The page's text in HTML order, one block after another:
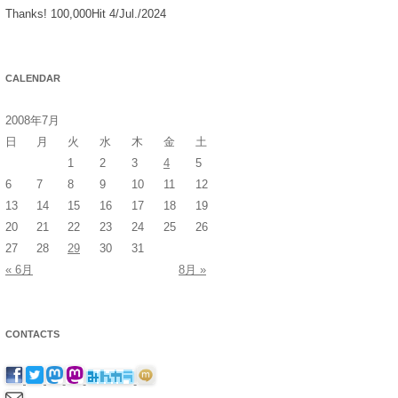
Thanks! 100,000Hit 4/Jul./2024
CALENDAR
2008年7月
日
月 火 水 木 金
土
1
2 3 4
5
6
7 8 9 10 11
12
13
14 15 16 17 18
19
20
21 22 23 24 25
26
27
28 29 30
31
« 6月
8月 »
CONTACTS